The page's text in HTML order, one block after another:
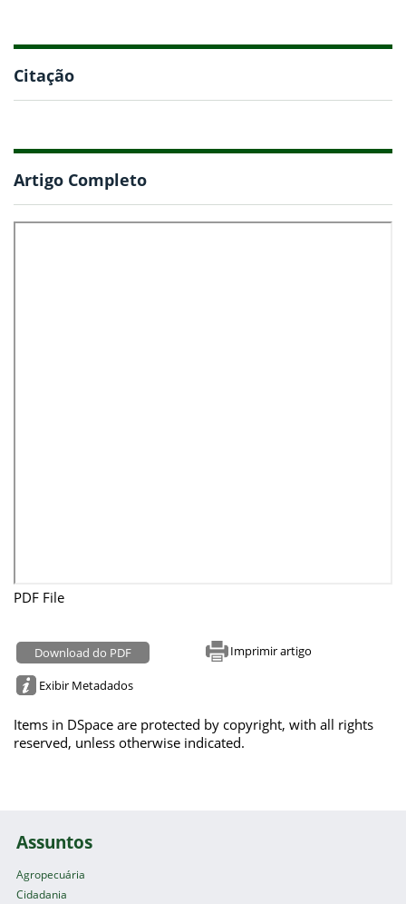
Citação
Artigo Completo
PDF File
Download do PDF Imprimir artigo
Exibir Metadados
Items in DSpace are protected by copyright, with all rights
reserved, unless otherwise indicated.
Assuntos
Agropecuária
Cidadania